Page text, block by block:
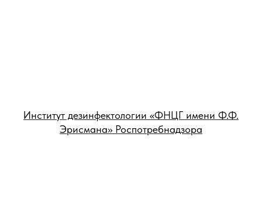
Институт дезинфектологии «ФНЦГ имени Ф.Ф.
Эрисмана» Роспотребнадзора